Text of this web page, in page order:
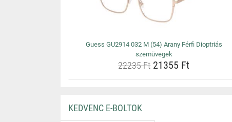
Guess GU2914 032 M (54) Arany Férfi Dioptriás
szemüvegek
22235 Ft21355 Ft
KEDVENC E-BOLTOK